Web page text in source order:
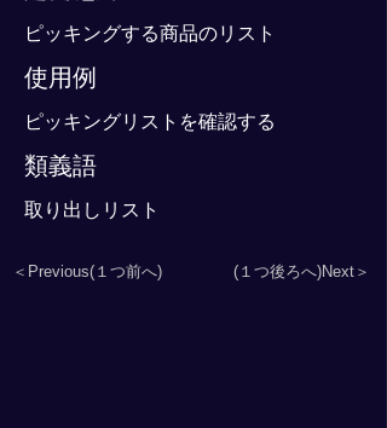
ピッキングする商品のリスト
使用例
ピッキングリストを確認する
類義語
取り出しリスト
＜Previous(１つ前へ) (１つ後ろへ)Next＞